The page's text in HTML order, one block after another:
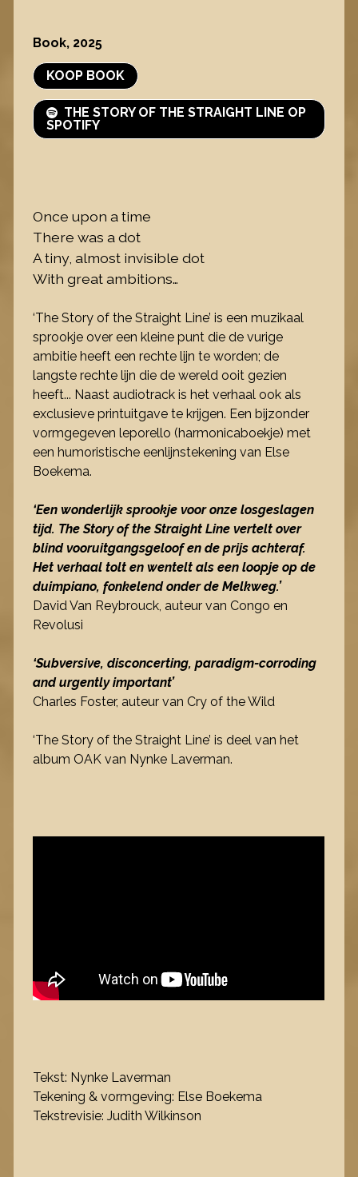
Book, 2025
KOOP BOOK
THE STORY OF THE STRAIGHT LINE OP
SPOTIFY
Once upon a time
There was a dot
A tiny, almost invisible dot
With great ambitions…
‘The Story of the Straight Line’ is een muzikaal
sprookje over een kleine punt die de vurige
ambitie heeft een rechte lijn te worden; de
langste rechte lijn die de wereld ooit gezien
heeft... Naast audiotrack is het verhaal ook als
exclusieve printuitgave te krijgen. Een bijzonder
vormgegeven leporello (harmonicaboekje) met
een humoristische eenlijnstekening van Else
Boekema.
‘Een wonderlijk sprookje voor onze losgeslagen
tijd. The Story of the Straight Line vertelt over
blind vooruitgangsgeloof en de prijs achteraf.
Het verhaal tolt en wentelt als een loopje op de
duimpiano, fonkelend onder de Melkweg.’
David Van Reybrouck, auteur van Congo en
Revolusi
‘Subversive, disconcerting, paradigm-corroding
and urgently important’
Charles Foster, auteur van Cry of the Wild
‘The Story of the Straight Line’ is deel van het
album OAK van Nynke Laverman.
Tekst: Nynke Laverman
Tekening & vormgeving: Else Boekema
Tekstrevisie: Judith Wilkinson